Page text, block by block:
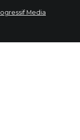
Media